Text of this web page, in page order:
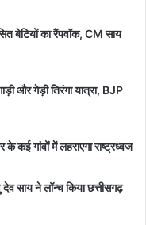
बेटियों का रैंपवॉक, CM साय
और गेड़ी तिरंगा यात्रा, BJP
के कई गांवों में लहराएगा राष्ट्रध्वज
साय ने लॉन्च किया छत्तीसगढ़